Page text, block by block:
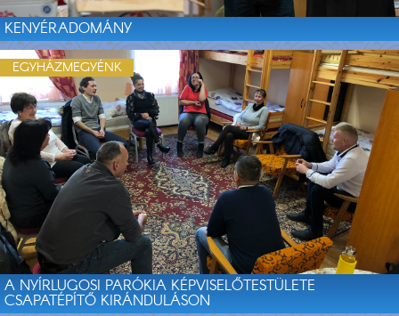
KENYÉRADOMÁNY
A NYÍRLUGOSI PARÓKIA KÉPVISELŐTESTÜLETE
CSAPATÉPÍTŐ KIRÁNDULÁSON
EGYHÁZMEGYÉNK